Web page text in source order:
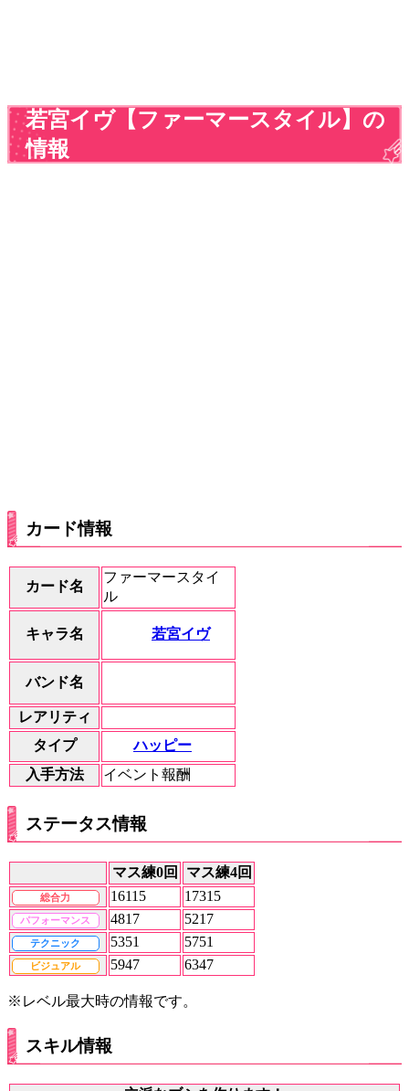
若宮イヴ【ファーマースタイル】の
情報
カード情報
カード名
ファーマースタイ
ル
キャラ名 若宮イヴ
バンド名
レアリティ
タイプ
ハッピー
入手方法
イベント報酬
ステータス情報
マス練0回 マス練4回
総合力 16115 17315
パフォーマンス 4817 5217
テクニック 5351 5751
ビジュアル 5947 6347
※レベル最大時の情報です。
スキル情報